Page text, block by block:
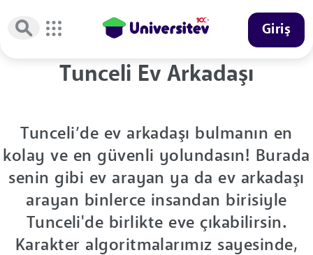
Giriş
Tunceli Ev Arkadaşı
Tunceli’de ev arkadaşı bulmanın en
kolay ve en güvenli yolundasın! Burada
senin gibi ev arayan ya da ev arkadaşı
arayan binlerce insandan birisiyle
Tunceli'de birlikte eve çıkabilirsin.
Karakter algoritmalarımız sayesinde,